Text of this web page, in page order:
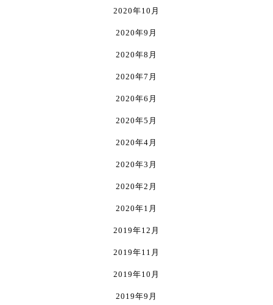
2020年10月
2020年9月
2020年8月
2020年7月
2020年6月
2020年5月
2020年4月
2020年3月
2020年2月
2020年1月
2019年12月
2019年11月
2019年10月
2019年9月